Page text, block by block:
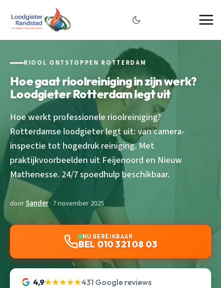
RIOOL ONTSTOPPEN ROTTERDAM
Hoe gaat rioolreiniging in zijn werk?
Loodgieter Rotterdam legt uit
Hoe werkt professionele rioolreiniging?
Rotterdamse loodgieter legt uit: van camera-
inspectie tot hogedruk reiniging. Met
praktijkvoorbeelden uit Feijenoord en Nieuw
Mathenesse. 24/7 spoedhulp beschikbaar.
doorSander· 7 november 2025
NU BEREIKBAAR
BEL 010 321 08 03
4,9★★★★★431 Google reviews